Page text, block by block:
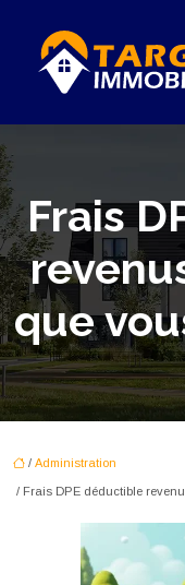
Frais
que
/ Administration
/ Frais DPE déductible